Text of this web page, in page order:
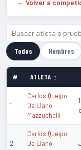
← Volver a
Todos Hombres
# ATLETA ↕
1
Carlos Queipo
De Llano
Mazzuchelli
2
Carlos Queipo
De Llano